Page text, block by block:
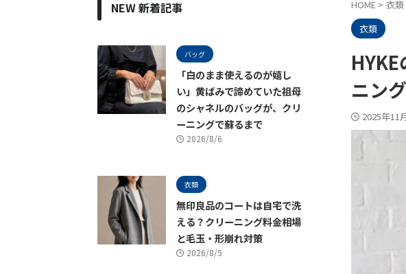
HOME > 衣類
衣類
ニン
2025年11
NEW 新着記事
バッグ
「白のまま使えるのが嬉し
い」黄ばみで諦めていた祖母
のシャネルのバッグが、クリ
ーニングで蘇るまで
2026/8/6
衣類
無印良品のコートは自宅で洗
える？クリーニング料金相場
と毛玉・形崩れ対策
2026/8/5